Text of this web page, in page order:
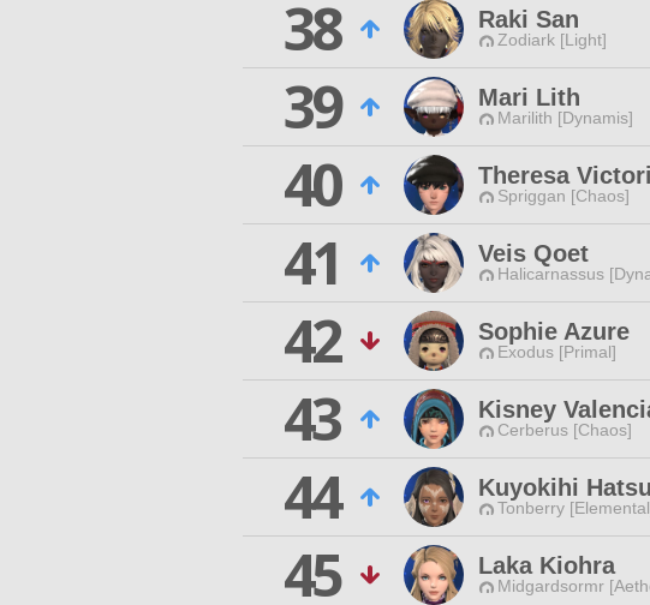
38
Raki San
Zodiark [Light]
39
Mari Lith
Marilith [Dynamis]
40
Theresa
Spriggan [Chaos]
41
Veis Qoet
Halicarnassus
42
Sophie Azure
Exodus [Primal]
43
Kisney
Cerberus [Chaos]
44
Kuyokihi
Tonberry
45
Laka Kiohra
Midgardsormr